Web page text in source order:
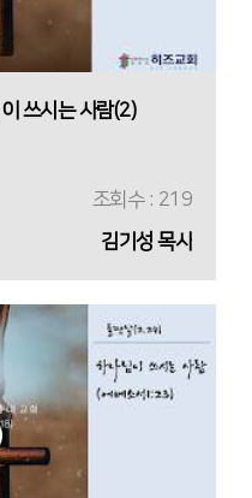
쓰시는 사람(2)
조회수 : 219
김기성 목사